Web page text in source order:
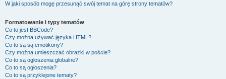
W jaki sposób mogę przesunąć swój temat na górę strony tematów?
Formatowanie i typy tematów
Co to jest BBCode?
Czy można używać języka HTML?
Co to są są emotikony?
Czy można umieszczać obrazki w poście?
Co to są ogłoszenia globalne?
Co to są ogłoszenia?
Co to są przyklejone tematy?